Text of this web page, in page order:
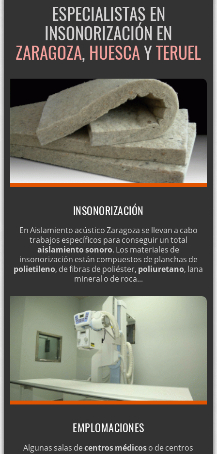
ESPECIALISTAS EN
INSONORIZACIÓN EN
ZARAGOZA, HUESCAYTERUEL
INSONORIZACIÓN
En Aislamiento acústico Zaragoza se llevan a cabo
trabajos específicos para conseguir un total
aislamiento sonoro. Los materiales de
insonorización están compuestos de planchas de
polietileno, de fibras de poliéster, poliuretano, lana
mineral o de roca...
EMPLOMACIONES
Algunas salas decentros médicoso de centros